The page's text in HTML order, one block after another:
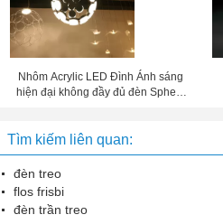
Nhôm Acrylic LED Đình Ánh sáng
hiện đại không đầy đủ đèn Sphere
Tìm kiếm liên quan:
đèn treo
flos frisbi
đèn trần treo